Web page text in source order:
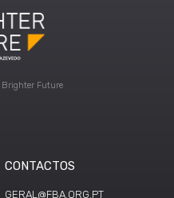
Future
CONTACTOS
GERAL@FBA.ORG.PT